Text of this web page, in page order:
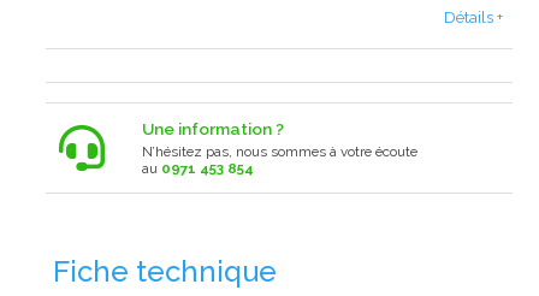
Détails +
Une information ?
N’hésitez pas, nous sommes à votre écoute
au 0971 453 854
Fiche technique